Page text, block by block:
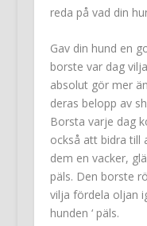
reda på vad din
Gav din hund en
borste var dag vilja
absolut gör mer
deras belopp av
Borsta varje dag
också att bidra till
dem en vacker,
päls. Den borste
vilja fördela oljan
hunden ‘ päls.